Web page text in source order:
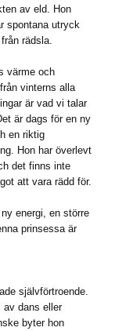
av eld. Hon
spontana utryck
rädsla.
värme och
vinterns alla
är vad vi talar
är dags för en ny
en riktig
Hon har överlevt
det finns inte
att vara rädd för.
energi, en större
prinsessa är
självförtroende.
av dans eller
byter hon